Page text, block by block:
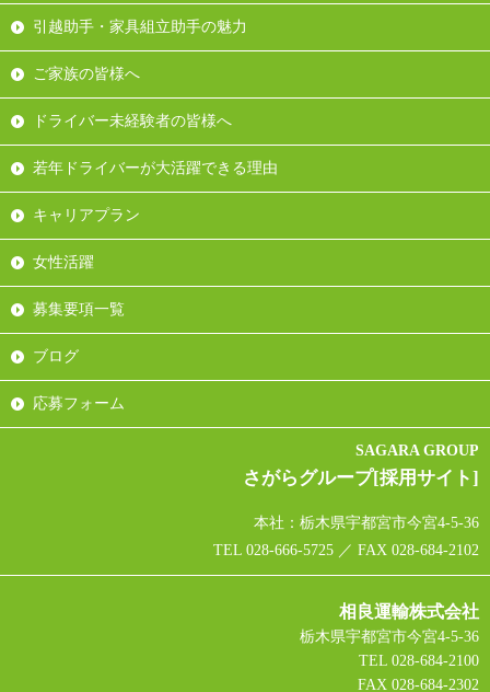
引越助手・家具組立助手の魅力
ご家族の皆様へ
ドライバー未経験者の皆様へ
若年ドライバーが大活躍できる理由
キャリアプラン
女性活躍
募集要項一覧
ブログ
応募フォーム
SAGARA GROUP
さがらグループ[採用サイト]
本社：栃木県宇都宮市今宮4-5-36
TEL 028-666-5725 ／ FAX 028-684-2102
相良運輸株式会社
栃木県宇都宮市今宮4-5-36
TEL 028-684-2100
FAX 028-684-2302